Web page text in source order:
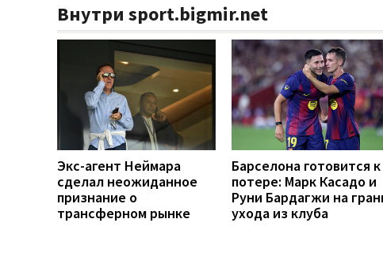
Внутри sport.bigmir.net
Экс-агент Неймара
сделал неожиданное
признание о
трансферном рынке
Барселона готовится к
потере: Марк Касадо и
Руни Бардагжи на
ухода из клуба